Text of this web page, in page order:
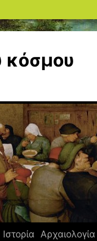
κόσμου
Ιστορία Αρχαιολογία